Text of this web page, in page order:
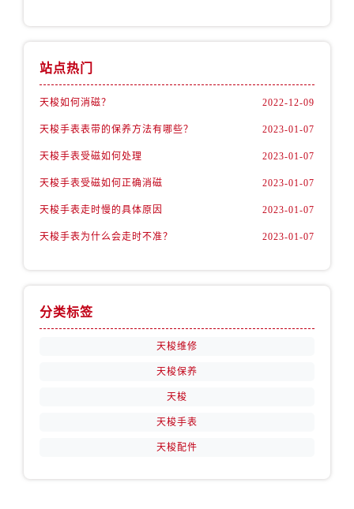
站点热门
天梭如何消磁？ 2022-12-09
天梭手表表带的保养方法有哪些？ 2023-01-07
天梭手表受磁如何处理 2023-01-07
天梭手表受磁如何正确消磁 2023-01-07
天梭手表走时慢的具体原因 2023-01-07
天梭手表为什么会走时不准？ 2023-01-07
分类标签
天梭维修
天梭保养
天梭
天梭手表
天梭配件